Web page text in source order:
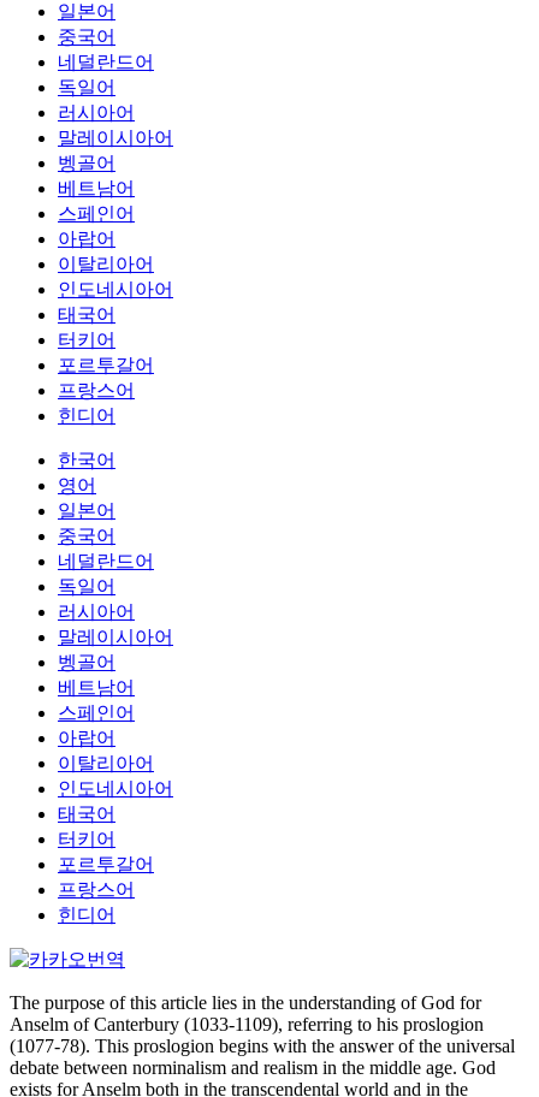
일본어
중국어
네덜란드어
독일어
러시아어
말레이시아어
벵골어
베트남어
스페인어
아랍어
이탈리아어
인도네시아어
태국어
터키어
포르투갈어
프랑스어
힌디어
한국어
영어
일본어
중국어
네덜란드어
독일어
러시아어
말레이시아어
벵골어
베트남어
스페인어
아랍어
이탈리아어
인도네시아어
태국어
터키어
포르투갈어
프랑스어
힌디어
The purpose of this article lies in the understanding of God for
Anselm of Canterbury (1033-1109), referring to his proslogion
(1077-78). This proslogion begins with the answer of the universal
debate between norminalism and realism in the middle age. God
exists for Anselm both in the transcendental world and in the